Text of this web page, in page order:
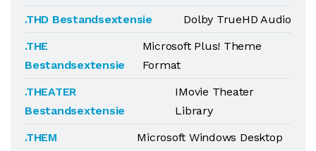
.THD Bestandsextensie
Dolby TrueHD Audio
.THE
Bestandsextensie
Microsoft Plus! Theme
Format
.THEATER
Bestandsextensie
IMovie Theater
Library
.THEM
Microsoft Windows Desktop